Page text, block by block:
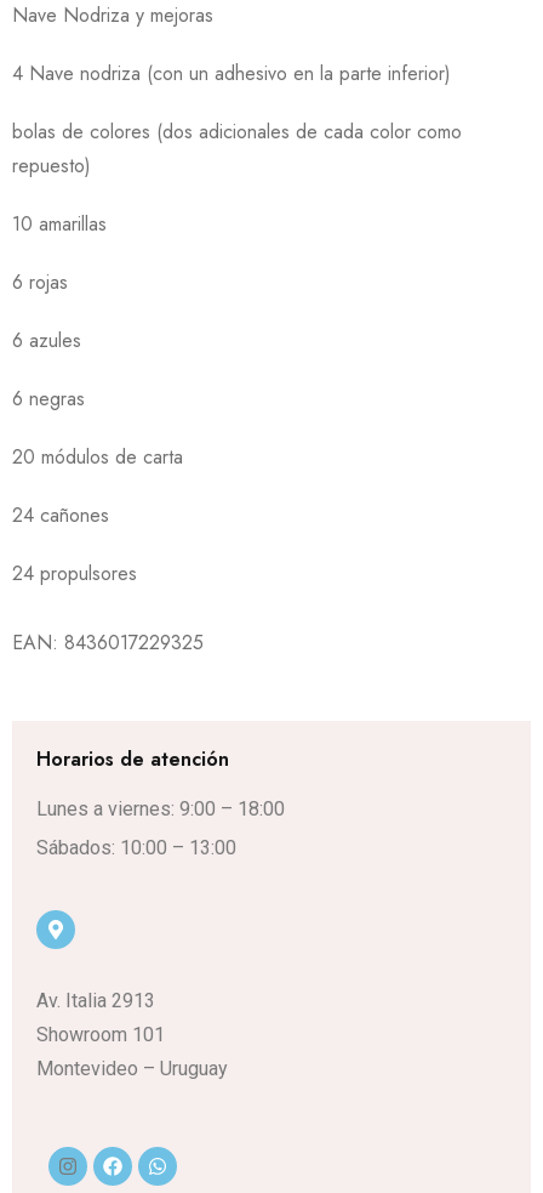
Nave Nodriza y mejoras
4 Nave nodriza (con un adhesivo en la parte inferior)
bolas de colores (dos adicionales de cada color como
repuesto)
10 amarillas
6 rojas
6 azules
6 negras
20 módulos de carta
24 cañones
24 propulsores
EAN: 8436017229325
Horarios de atención
Lunes a viernes: 9:00 – 18:00
Sábados: 10:00 – 13:00
Av. Italia 2913
Showroom 101
Montevideo – Uruguay